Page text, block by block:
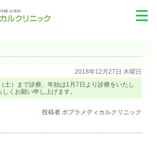
2018年12月27日 木曜日
土）まで診療、年始は1月7日より診療をいたし
くお願い申し上げます。
投稿者 ポプラメディカルクリニック